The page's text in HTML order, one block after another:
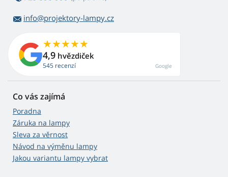
info@projektory-lampy.cz
4,9 hvězdiček
545 recenzí Google
Co vás zajímá
Poradna
Záruka na lampy
Sleva za věrnost
Návod na výměnu lampy
Jakou variantu lampy vybrat